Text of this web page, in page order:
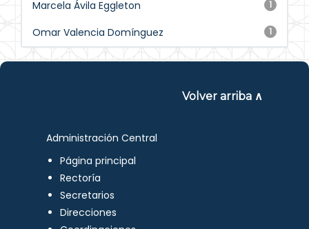
1
Marcela Ávila Eggleton
1
Omar Valencia Domínguez
Volver arriba ∧
Administración Central
Página principal
Rectoría
Secretarios
Direcciones